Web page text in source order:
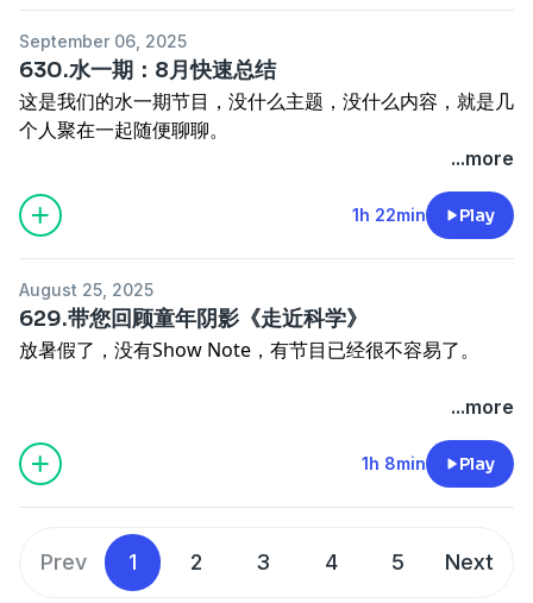
September 06, 2025
630.水一期：8月快速总结
这是我们的水一期节目，没什么主题，没什么内容，就是几
个人聚在一起随便聊聊。
谢谢大家捧场，如果您喜欢，一键三连，还可以打赏！
...more
1h 22min Play
August 25, 2025
629.带您回顾童年阴影《走近科学》
放暑假了，没有Show Note，有节目已经很不容易了。
谢谢大家捧场，如果您喜欢，一键三连，还可以打赏！...more
1h 8min Play
Prev 1 2 3 4 5 Next